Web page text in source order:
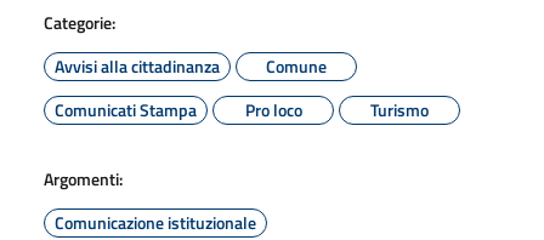
Categorie:
Avvisi alla cittadinanza
Comune
Comunicati Stampa
Pro loco Turismo
Argomenti:
Comunicazione istituzionale